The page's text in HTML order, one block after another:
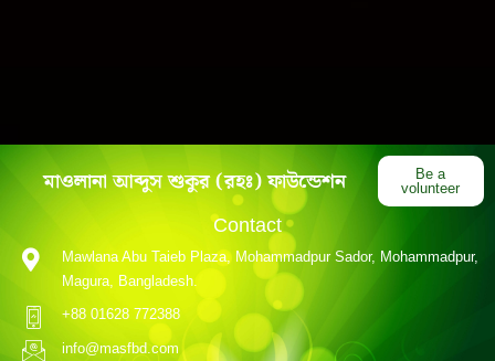
মাওলানা আব্দুস শুকুর (রহঃ) ফাউন্ডেশন
Be a
volunteer
Contact
Mawlana Abu Taieb Plaza, Mohammadpur Sador, Mohammadpur,
Magura, Bangladesh.
+88 01628 772388
info@masfbd.com